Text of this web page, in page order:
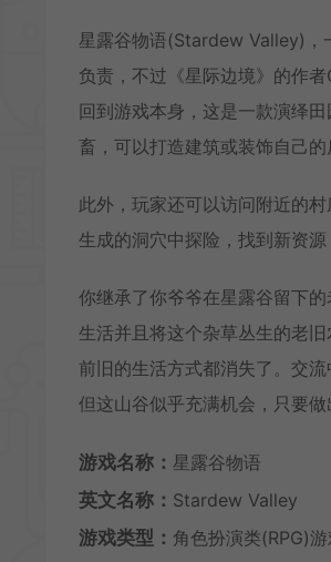
星露谷物语(Stardew Valley)，
负责，不过《星际边境》的作
回到游戏本身，这是一款演绎
畜，可以打造建筑或装饰自己的
此外，玩家还可以访问附近的
生成的洞穴中探险，找到新资源
你继承了你爷爷在星露谷留下
生活并且将这个杂草丛生的老
前旧的生活方式都消失了。交
但这山谷似乎充满机会，只要
游戏名称： 星露谷物语
英文名称： Stardew Valley
游戏类型： 角色扮演类(RPG)游